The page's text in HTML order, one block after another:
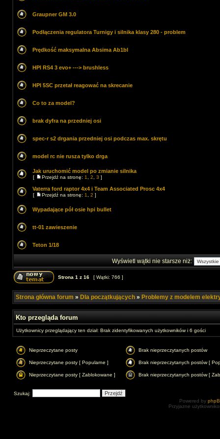
Graupner GM 3.0
Podłączenia regulatora Turnigy i silnika klasy 280 - problem
Prędkość maksymalna Absima Ab1bl
HPI RS4 3 evo+ ---> brushless
HPI 5SC przetał reagować na skrecanie
Co to za model?
brak dyfra na przedniej osi
spec-r s2 drgania przedniej osi podczas max. skrętu
model rc nie rusza tylko drga
Jak uruchomić model po zmianie silnika
[ Przejdź na stronę: 1 2 3 ]
Vaterra ford raptor 4x4 i Team Associated Prosc 4x4
[ Przejdź na stronę: 1 2 ]
Wypadające pół osie hpi bullet
tt-01 zawieszenie
Teton 1/18
Wyświetl wątki nie starsze niż:
Strona 1 z 16 [ Wątki: 766 ]
Strona główna forum » Dla początkujących » Problemy z modelem
Kto przegląda forum
Użytkownicy przeglądający ten dział: Brak zidentyfikowanych użytkowników i 6 gości
Nieprzeczytane posty Brak nieprzeczytanych postów
Nieprzeczytane posty [ Popularne ] Brak nieprzeczytanych postów [
Nieprzeczytane posty [ Zablokowane ] Brak nieprzeczytanych postów [
Szukaj:
Powered by
Przyjazne